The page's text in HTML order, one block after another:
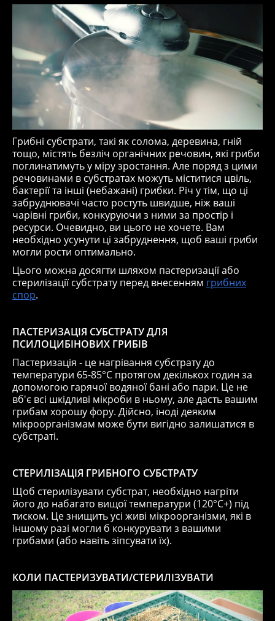
Грибні субстрати, такі як солома, деревина, гній
тощо, містять безліч органічних речовин, які гриби
поглинатимуть у міру зростання. Але поряд з цими
речовинами в субстратах можуть міститися цвіль,
бактерії та інші (небажані) грибки. Річ у тім, що ці
забруднювачі часто ростуть швидше, ніж ваші
чарівні гриби, конкуруючи з ними за простір і
ресурси. Очевидно, ви цього не хочете. Вам
необхідно усунути ці забруднення, щоб ваші гриби
могли рости оптимально.
Цього можна досягти шляхом пастеризації або
стерилізації субстрату перед внесенням грибних
спор.
ПАСТЕРИЗАЦІЯ СУБСТРАТУ ДЛЯ
ПСИЛОЦИБІНОВИХ ГРИБІВ
Пастеризація - це нагрівання субстрату до
температури 65-85°C протягом декількох годин за
допомогою гарячої водяної бані або пари. Це не
вб'є всі шкідливі мікроби в ньому, але дасть вашим
грибам хорошу фору. Дійсно, іноді деяким
мікроорганізмам може бути вигідно залишатися в
субстраті.
СТЕРИЛІЗАЦІЯ ГРИБНОГО СУБСТРАТУ
Щоб стерилізувати субстрат, необхідно нагріти
його до набагато вищої температури (120°C+) під
тиском. Це знищить усі живі мікроорганізми, які в
іншому разі могли б конкурувати з вашими
грибами (або навіть зіпсувати їх).
КОЛИ ПАСТЕРИЗУВАТИ/СТЕРИЛІЗУВАТИ